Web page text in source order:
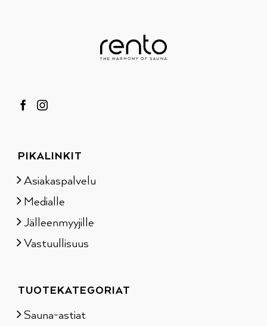
PIKALINKIT
Asiakaspalvelu
Medialle
Jälleenmyyjille
Vastuullisuus
TUOTEKATEGORIAT
Sauna-astiat